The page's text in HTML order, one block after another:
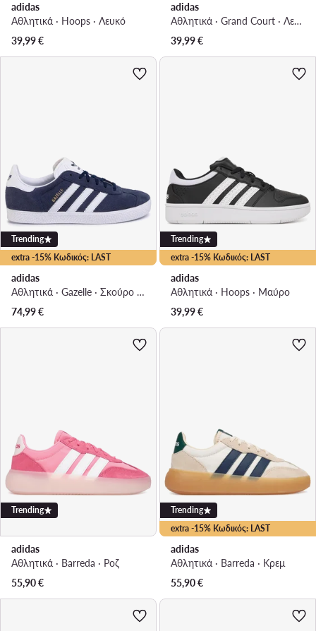
adidas
Αθλητικά · Hoops · Λευκό
39,99€
adidas
Αθλητικά · Grand Court · Λευκό
39,99€
extra -15% Κωδικός: LAST
Trending
adidas
Αθλητικά · Gazelle · Σκούρο μπλε
74,99€
extra -15% Κωδικός: LAST
Trending
adidas
Αθλητικά · Hoops · Μαύρο
39,99€
Trending
adidas
Αθλητικά · Barreda · Ροζ
55,90€
extra -15% Κωδικός: LAST
Trending
adidas
Αθλητικά · Barreda · Κρεμ
55,90€